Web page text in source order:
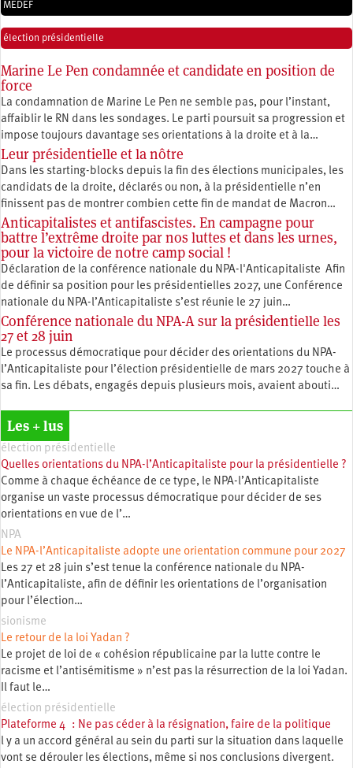
MEDEF
élection présidentielle
Marine Le Pen condamnée et candidate en position de
force
La condamnation de Marine Le Pen ne semble pas, pour l’instant,
affaiblir le RN dans les sondages. Le parti poursuit sa progression et
impose toujours davantage ses orientations à la droite et à la…
Leur présidentielle et la nôtre
Dans les starting-blocks depuis la fin des élections municipales, les
candidats de la droite, déclarés ou non, à la présidentielle n’en
finissent pas de montrer combien cette fin de mandat de Macron…
Anticapitalistes et antifascistes. En campagne pour
battre l’extrême droite par nos luttes et dans les urnes,
pour la victoire de notre camp social !
Déclaration de la conférence nationale du NPA-l'Anticapitaliste Afin
de définir sa position pour les présidentielles 2027, une Conférence
nationale du NPA-l’Anticapitaliste s’est réunie le 27 juin…
Conférence nationale du NPA-A sur la présidentielle les
27 et 28 juin
Le processus démocratique pour décider des orientations du NPA-
l’Anticapitaliste pour l’élection présidentielle de mars 2027 touche à
sa fin. Les débats, engagés depuis plusieurs mois, avaient abouti…
Les + lus
élection présidentielle
Quelles orientations du NPA-l’Anticapitaliste pour la présidentielle ?
Comme à chaque échéance de ce type, le NPA-l’Anticapitaliste
organise un vaste processus démocratique pour décider de ses
orientations en vue de l’…
NPA
Le NPA-l’Anticapitaliste adopte une orientation commune pour 2027
Les 27 et 28 juin s’est tenue la conférence nationale du NPA-
l’Anticapitaliste, afin de définir les orientations de l’organisation
pour l’élection…
sionisme
Le retour de la loi Yadan ?
Le projet de loi de « cohésion républicaine par la lutte contre le
racisme et l’antisémitisme » n’est pas la résurrection de la loi Yadan.
Il faut le…
élection présidentielle
Plateforme 4 : Ne pas céder à la résignation, faire de la politique
l y a un accord général au sein du parti sur la situation dans laquelle
vont se dérouler les élections, même si nos conclusions divergent.